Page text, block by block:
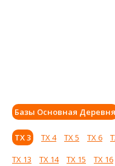
Базы Основная Деревня
ТХ 3 ТХ 4 ТХ 5 ТХ 6
ТХ 13
ТХ 14 ТХ 15 ТХ 16